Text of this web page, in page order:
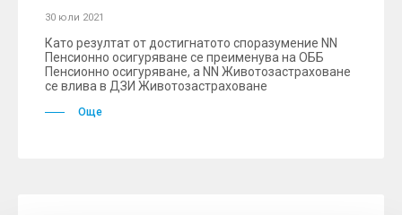
30 юли 2021
Като резултат от достигнатото споразумение NN
Пенсионно осигуряване се преименува на ОББ
Пенсионно осигуряване, а NN Животозастраховане
се влива в ДЗИ Животозастраховане
Още